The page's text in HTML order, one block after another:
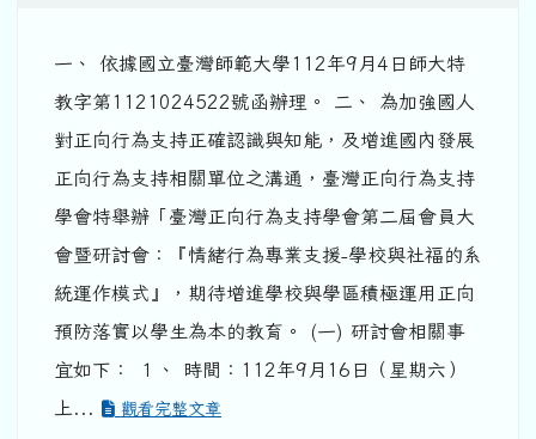
一、 依據國立臺灣師範大學112年9月4日師大特
教字第1121024522號函辦理。 二、 為加強國人
對正向行為支持正確認識與知能，及增進國內發展
正向行為支持相關單位之溝通，臺灣正向行為支持
學會特舉辦「臺灣正向行為支持學會第二屆會員大
會暨研討會：『情緒行為專業支援-學校與社福的系
統運作模式』，期待增進學校與學區積極運用正向
預防落實以學生為本的教育。 (一) 研討會相關事
宜如下： １、 時間：112年9月16日（星期六）
上...
觀看完整文章